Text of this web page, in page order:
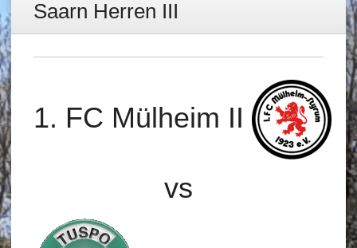
Saarn Herren III
1. FC Mülheim II
vs